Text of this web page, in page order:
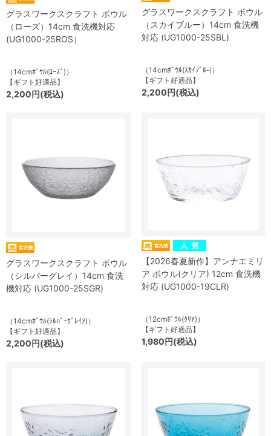
グラスワークスクラフト ボウル
（ローズ）14cm 食洗機対応
(UG1000-25ROS）
（14cmﾎﾞｳﾙ(ﾛｰｽﾞ)）
【ギフト好適品】
2,200円(税込)
グラスワークスクラフト ボウル
（スカイブルー）14cm 食洗機
対応 (UG1000-25SBL)
（14cmﾎﾞｳﾙ(ｽｶｲﾌﾞﾙ-)）
【ギフト好適品】
2,200円(税込)
グラスワークスクラフト ボウル
（シルバーグレイ）14cm 食洗
機対応 (UG1000-25SGR)
（14cmﾎﾞｳﾙ(ｼﾙﾊﾞｰｸﾞﾚｲｱ)）
【ギフト好適品】
2,200円(税込)
【2026春夏新作】アンナエミリ
ア ボウル(クリア) 12cm 食洗機
対応 (UG1000-19CLR)
（12cmﾎﾞｳﾙ(ｸﾘｱ)）
【ギフト好適品】
1,980円(税込)